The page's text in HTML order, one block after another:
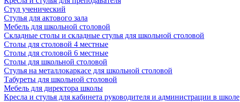
Стул ученический
Стулья для актового зала
Мебель для школьной столовой
Складные столы и складные стулья для школьной столовой
Столы для столовой 4 местные
Столы для столовой 6 местные
Столы для школьной столовой
Стулья на металлокаркасе для школьной столовой
Табуреты для школьной столовой
Мебель для директора школы
Кресла и стулья для кабинета руководителя и администрации в школе